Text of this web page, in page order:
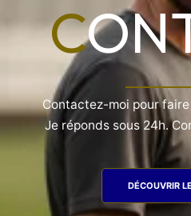
C
Contactez-moi pour
Je réponds sous 24h.
DÉCOUVRIR